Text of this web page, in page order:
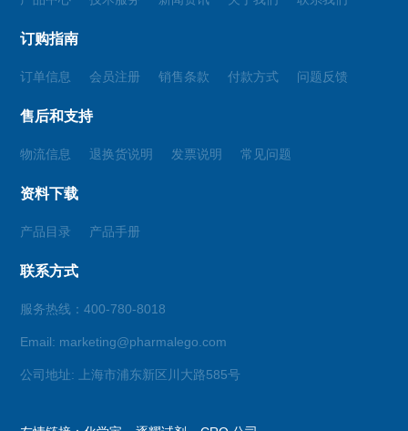
订购指南
订单信息 会员注册 销售条款 付款方式 问题反馈
售后和支持
物流信息 退换货说明 发票说明 常见问题
资料下载
产品目录 产品手册
联系方式
服务热线：400-780-8018
Email: marketing@pharmalego.com
公司地址: 上海市浦东新区川大路585号